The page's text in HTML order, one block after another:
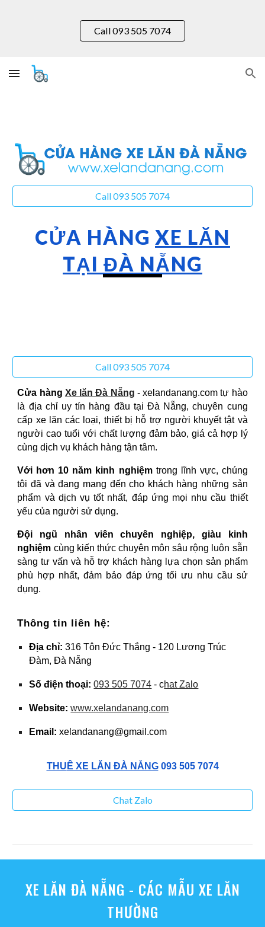
Skip to main content Skip to navigation
Call 093 505 7074
Call 093 505 7074
CỬA HÀNG XE LĂN
TẠI ĐÀ NẴNG
Call 093 505 7074
Cửa hàng Xe lăn Đà Nẵng - xelandanang.com tự hào
là địa chỉ uy tín hàng đầu tại Đà Nẵng, chuyên cung
cấp xe lăn các loại, thiết bị hỗ trợ người khuyết tật và
người cao tuổi với chất lượng đảm bảo, giá cả hợp lý
cùng dịch vụ khách hàng tận tâm.
Với hơn 10 năm kinh nghiệmtrong lĩnh vực, chúng
tôi đã và đang mang đến cho khách hàng những sản
phẩm và dịch vụ tốt nhất, đáp ứng mọi nhu cầu thiết
yếu của người sử dụng.
Đội ngũ nhân viên chuyên nghiệp, giàu kinh
nghiệm cùng kiến thức chuyên môn sâu rộng luôn sẵn
sàng tư vấn và hỗ trợ khách hàng lựa chọn sản phẩm
phù hợp nhất, đảm bảo đáp ứng tối ưu nhu cầu sử
dụng.
Thông tin liên hệ:
Địa chỉ: 316 Tôn Đức Thắng - 120 Lương Trúc
Đàm, Đà Nẵng
Số điện thoại: 093 505 7074 - chat Zalo
Website: www.xelandanang.com
Email: xelandanang@gmail.com
THU Ê XE LĂN ĐÀ NẴNG093 505 7074
Chat Zalo
XE LĂN ĐÀ NẴNG - CÁC MẪU XE LĂN
THƯỜNG